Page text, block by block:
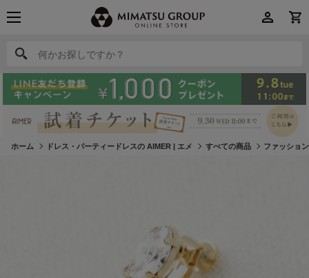
何かお探しですか？
何かお探しですか？
ホーム ドレス・パーティードレスの AIMER | エメ すべての商品 ファッショ